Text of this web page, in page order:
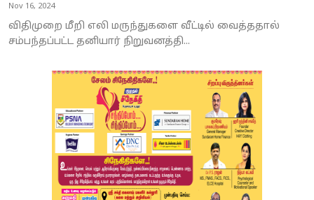
Nov 16, 2024
விதிமுறை மீறி எலி மருந்துகளை வீட்டில் வைத்ததால்
சம்பந்தப்பட்ட தனியார் நிறுவனத்தி...